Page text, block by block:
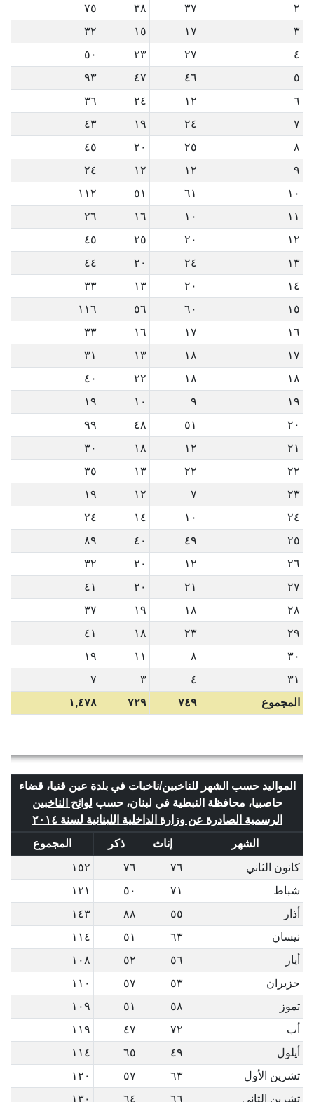
٢
٣٧ ٣٨
٧٥
٣
١٧ ١٥
٣٢
٤
٢٧ ٢٣
٥٠
٥
٤٦ ٤٧
٩٣
٦
١٢ ٢٤
٣٦
٧
٢٤ ١٩
٤٣
٨
٢٥ ٢٠
٤٥
٩
١٢ ١٢
٢٤
١٠
٦١ ٥١
١١٢
١١
١٠ ١٦
٢٦
١٢
٢٠ ٢٥
٤٥
١٣
٢٤ ٢٠
٤٤
١٤
٢٠ ١٣
٣٣
١٥
٦٠ ٥٦
١١٦
١٦
١٧ ١٦
٣٣
١٧
١٨ ١٣
٣١
١٨
١٨ ٢٢
٤٠
١٩
٩ ١٠
١٩
٢٠
٥١ ٤٨
٩٩
٢١
١٢ ١٨
٣٠
٢٢
٢٢ ١٣
٣٥
٢٣
٧ ١٢
١٩
٢٤
١٠ ١٤
٢٤
٢٥
٤٩ ٤٠
٨٩
٢٦
١٢ ٢٠
٣٢
٢٧
٢١ ٢٠
٤١
٢٨
١٨ ١٩
٣٧
٢٩
٢٣ ١٨
٤١
٣٠
٨ ١١
١٩
٣١
٤ ٣
٧
المجموع
٧٤٩ ٧٢٩ ١,٤٧٨
المواليد حسب الشهر للناخبين/ناخبات في بلدة عين قنيا، قضاء
حاصبيا، محافظة النبطية في لبنان، حسب لوائح الناخبين
الرسمية الصادرة عن وزارة الداخلية اللبنانية لسنة ٢٠١٤
الشهر
إناث ذكر
المجموع
كانون الثاني
٧٦ ٧٦
١٥٢
شباط
٧١ ٥٠
١٢١
أذار
٥٥ ٨٨
١٤٣
نيسان
٦٣ ٥١
١١٤
أيار
٥٦ ٥٢
١٠٨
حزيران
٥٣ ٥٧
١١٠
تموز
٥٨ ٥١
١٠٩
أب
٧٢ ٤٧
١١٩
أيلول
٤٩ ٦٥
١١٤
تشرين الأول
٦٣ ٥٧
١٢٠
تشرين الثاني
٦٦ ٦٤ ١٣٠